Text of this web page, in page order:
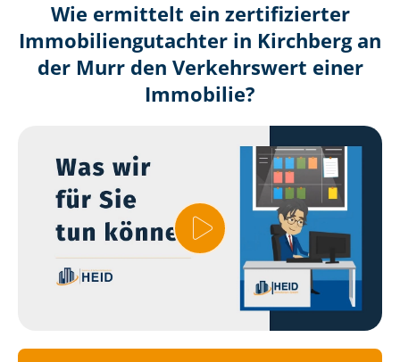
Wie ermittelt ein zertifizierter
Immobilien­gutachter in Kirchberg an
der Murr den Verkehrswert einer
Immobilie?